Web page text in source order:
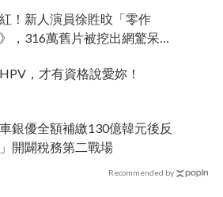
！新人演員徐貹旼「零作
，316萬舊片被挖出網驚呆：
，才有資格說愛妳！
銀優全額補繳130億韓元後反
開闢稅務第二戰場
Recommended by